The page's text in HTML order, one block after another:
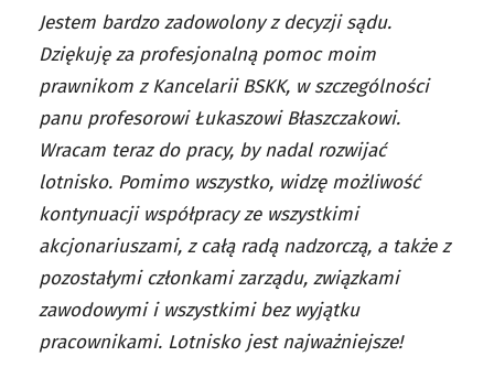
Jestem bardzo zadowolony z decyzji sądu.
Dziękuję za profesjonalną pomoc moim
prawnikom z Kancelarii BSKK, w szczególności
panu profesorowi Łukaszowi Błaszczakowi.
Wracam teraz do pracy, by nadal rozwijać
lotnisko. Pomimo wszystko, widzę możliwość
kontynuacji współpracy ze wszystkimi
akcjonariuszami, z całą radą nadzorczą, a także z
pozostałymi członkami zarządu, związkami
zawodowymi i wszystkimi bez wyjątku
pracownikami. Lotnisko jest najważniejsze!